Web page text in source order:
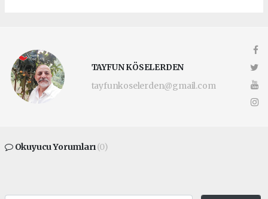
TAYFUN KÖSELERDEN
tayfunkoselerden@gmail.com
Okuyucu Yorumları(0)